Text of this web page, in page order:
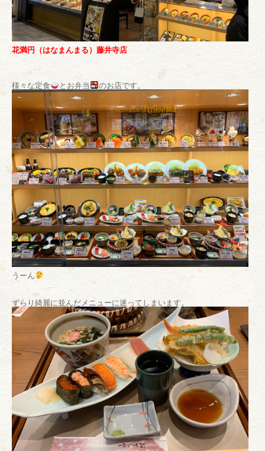
花満円（はなまんまる）藤井寺店
様々な定食 とお弁当 のお店です。
うーん
ずらり綺麗に並んだメニューに迷ってしまいます。